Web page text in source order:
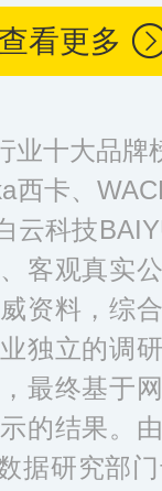
看更多
业十大品
西卡、
云科技
客观真实
资料，综
独立的调
最终基于
的结果。
据研究部